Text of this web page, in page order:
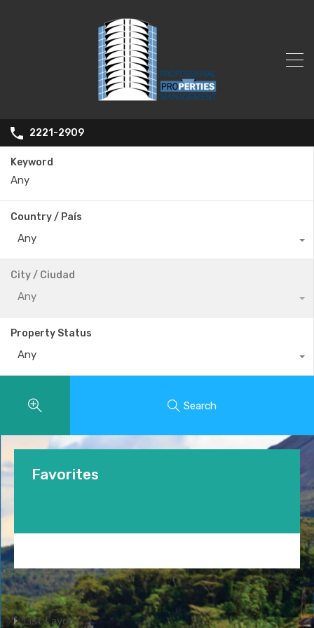
2221-2909
Keyword
Country / País
Any
City / Ciudad
Any
Property Status
Any
Search
Favorites
List Layout